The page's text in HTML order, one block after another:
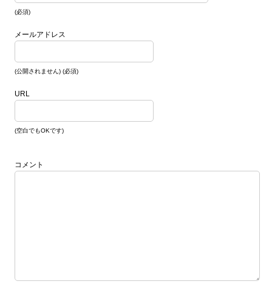
(必須)
メールアドレス
(公開されません) (必須)
URL
(空白でもOKです)
コメント